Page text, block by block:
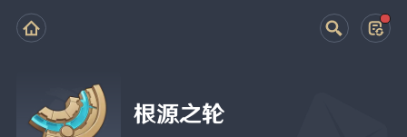
根源之轮